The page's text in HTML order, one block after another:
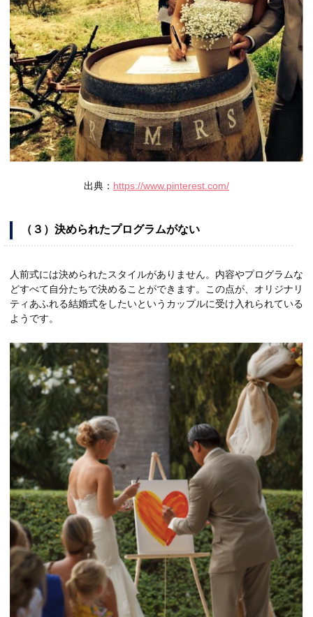
出典： https://www.pinterest.com/
（３）決められたプログラムがない
人前式には決められたスタイルがありません。内容やプログラムな
どすべて自分たちで決めることができます。この点が、オリジナリ
ティあふれる結婚式をしたいというカップルに受け入れられている
ようです。